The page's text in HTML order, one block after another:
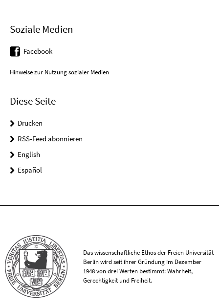
Soziale Medien
Facebook
Hinweise zur Nutzung sozialer Medien
Diese Seite
Drucken
RSS-Feed abonnieren
English
Español
Das wissenschaftliche Ethos der Freien Universität
Berlin wird seit ihrer Gründung im Dezember
1948 von drei Werten bestimmt: Wahrheit,
Gerechtigkeit und Freiheit.